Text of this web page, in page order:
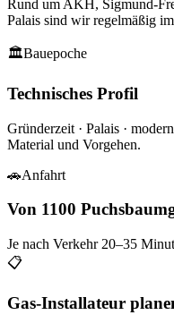
Rund um AKH, Sigmund-
Palais sind wir regelmäßig
🏛Bauepoche
Technisches Profil
Gründerzeit · Palais ·
Material und Vorgehen.
🚗Anfahrt
Von 1100
Je nach Verkehr 20–35
📋
Gas-Installateur